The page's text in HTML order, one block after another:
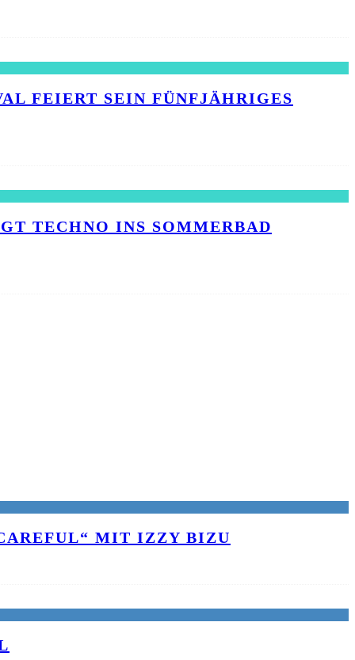
FEIERT SEIN FÜNFJÄHRIGES J
TECHNO INS SOMMERBAD
MIT IZZY BIZU